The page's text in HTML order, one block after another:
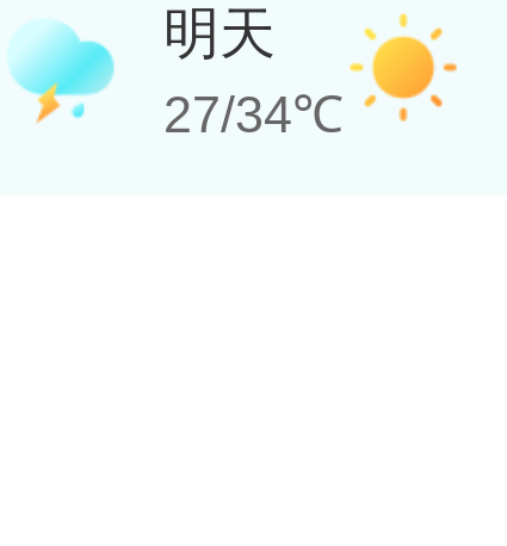
明天
27/34℃